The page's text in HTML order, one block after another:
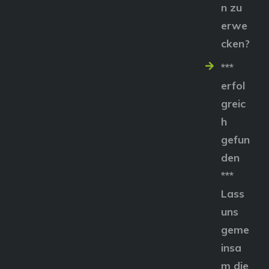
n zu
erwe
cken?
***
erfol
greic
h
gefun
den
***
Lass
uns
geme
insa
m die